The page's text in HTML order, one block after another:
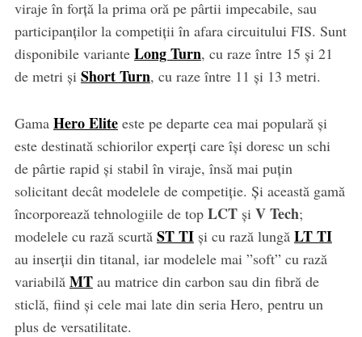
viraje în forță la prima oră pe pârtii impecabile, sau
participanților la competiții în afara circuitului FIS. Sunt
disponibile variante Long Turn, cu raze între 15 și 21
de metri și Short Turn, cu raze între 11 și 13 metri.
Gama Hero Eliteeste pe departe cea mai populară și
este destinată schiorilor experți care își doresc un schi
de pârtie rapid și stabil în viraje, însă mai puțin
solicitant decât modelele de competiție. Și această gamă
încorporează tehnologiile de top LCT și V Tech;
modelele cu rază scurtă ST TIși cu rază lungă LT TI
au inserții din titanal, iar modelele mai ”soft” cu rază
variabilă MTau matrice din carbon sau din fibră de
sticlă, fiind și cele mai late din seria Hero, pentru un
plus de versatilitate.